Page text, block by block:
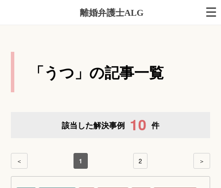
離婚弁護士ALG
「うつ」の記事一覧
該当した解決事例 10 件
＜ 1 2 ＞